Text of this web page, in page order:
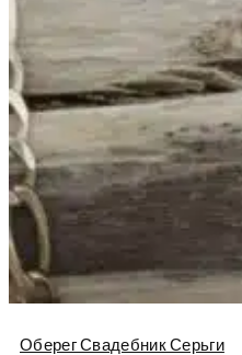
Оберег Свадебник Серьги